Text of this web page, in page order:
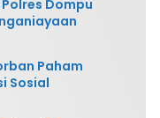
Dompu
Paham
Sosial